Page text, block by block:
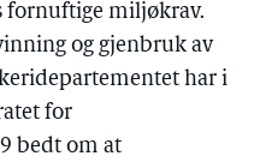
fornuftige miljøkrav.
og gjenbruk av
har i
for
bedt om at